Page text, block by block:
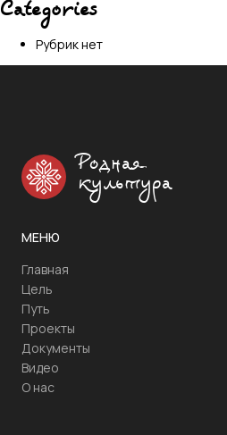
Categories
Рубрик нет
Родная
культура
МЕНЮ
Главная
Цель
Путь
Проекты
Документы
Видео
О нас